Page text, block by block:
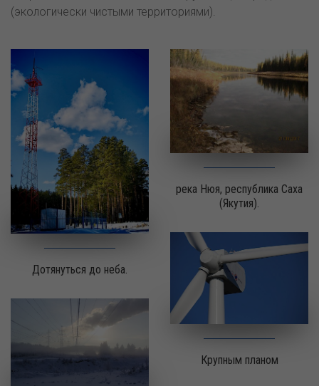
(экологически чистыми территориями).
Дотянуться до неба.
река Нюя, республика Саха
(Якутия).
Крупным планом